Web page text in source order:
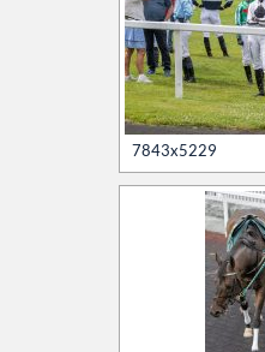
7843x5229